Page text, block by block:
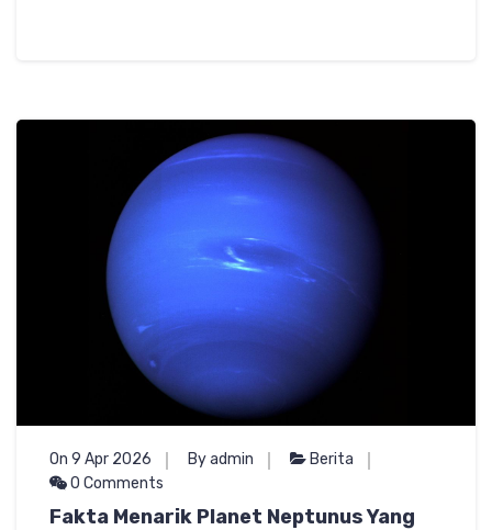
On 9 Apr 2026 By admin
Berita
0 Comments
Fakta Menarik Planet Neptunus Yang